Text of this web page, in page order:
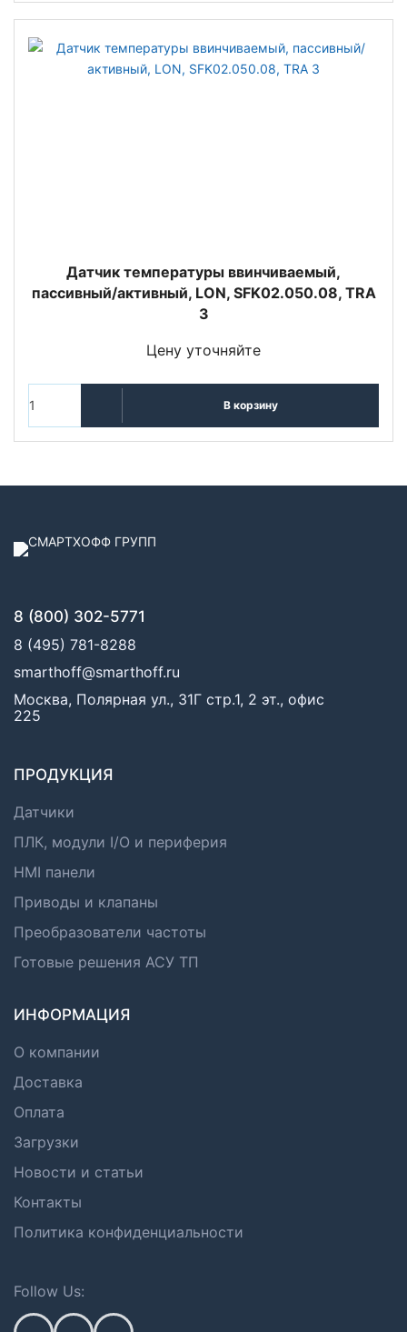
Датчик температуры ввинчиваемый,
пассивный/активный, LON, SFK02.050.08, TRA
3
Цену уточняйте
В корзину
8 (800) 302-5771
8 (495) 781-8288
smarthoff@smarthoff.ru
Москва, Полярная ул., 31Г стр.1, 2 эт., офис
225
ПРОДУКЦИЯ
Датчики
ПЛК, модули I/O и периферия
HMI панели
Приводы и клапаны
Преобразователи частоты
Готовые решения АСУ ТП
ИНФОРМАЦИЯ
О компании
Доставка
Оплата
Загрузки
Новости и статьи
Контакты
Политика конфиденциальности
Follow Us: